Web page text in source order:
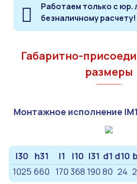
Работаем только с юр.
безналичному расчету!
Габаритно-
размеры
Монтажное исполнение
l30 h31 l1 l10 l31 d1 d10
1025 660 170 368 190 80 24